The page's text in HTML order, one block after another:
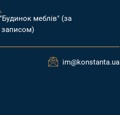
меблів" (за
записом)
im@konstanta.ua